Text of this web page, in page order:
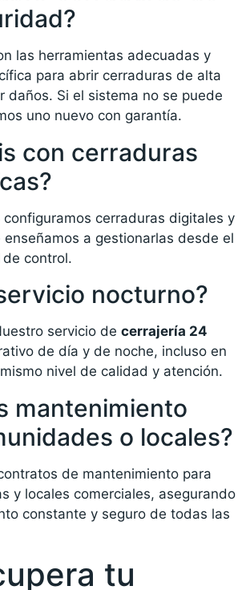
las herramientas adecuadas y
para abrir cerraduras de alta
daños. Si el sistema no se puede
uno nuevo con garantía.
con cerraduras
configuramos cerraduras digitales y
enseñamos a gestionarlas desde el
control.
nocturno?
servicio de cerrajería 24
de día y de noche, incluso en
nivel de calidad y atención.
mantenimiento
o locales?
de mantenimiento para
y locales comerciales, asegurando
constante y seguro de todas las
tu